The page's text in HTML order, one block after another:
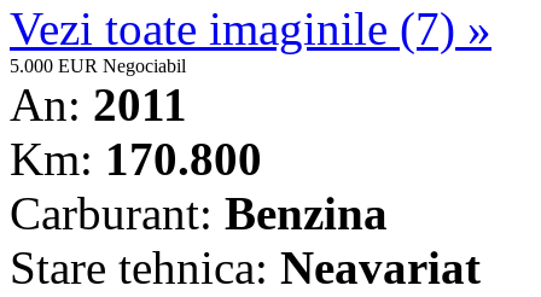
Vezi toate imaginile (7) »
5.000 EUR Negociabil
An: 2011
Km: 170.800
Carburant: Benzina
Stare tehnica: Neavariat